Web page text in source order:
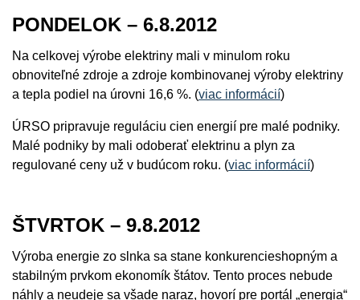
PONDELOK – 6.8.2012
Na celkovej výrobe elektriny mali v minulom roku
obnoviteľné zdroje a zdroje kombinovanej výroby elektriny
a tepla podiel na úrovni 16,6 %. (viac informácií)
ÚRSO pripravuje reguláciu cien energií pre malé podniky.
Malé podniky by mali odoberať elektrinu a plyn za
regulované ceny už v budúcom roku. (viac informácií)
ŠTVRTOK – 9.8.2012
Výroba energie zo slnka sa stane konkurencieshopným a
stabilným prvkom ekonomík štátov. Tento proces nebude
náhly a neudeje sa všade naraz, hovorí pre portál „energia“